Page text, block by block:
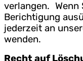
verlangen. Wenn
Berichtigung
jederzeit an
wenden.
Recht auf